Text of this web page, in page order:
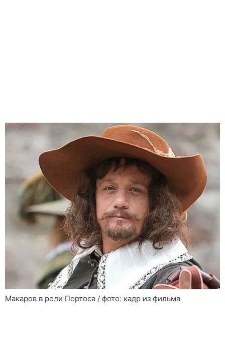
Макаров в роли Портоса / фото: кадр из фильма